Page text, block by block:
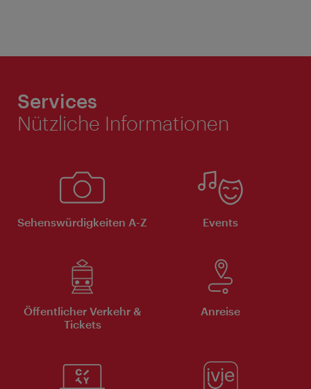
Services
Nützliche Informationen
Sehenswürdigkeiten A-Z Events
Öffentlicher Verkehr &
Tickets
Anreise